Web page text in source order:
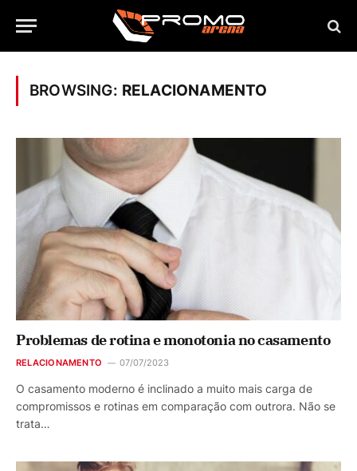
BROWSING: RELACIONAMENTO
Problemas de rotina e monotonia no casamento
RELACIONAMENTO 07/07/2023
O casamento moderno é inclinado a muito mais carga de
compromissos e rotinas em comparação com outrora. Não se
trata…